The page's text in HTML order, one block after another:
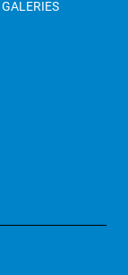
GALERIES